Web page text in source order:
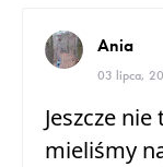
Ania
03 lipca,
Jeszcze
mieliśmy